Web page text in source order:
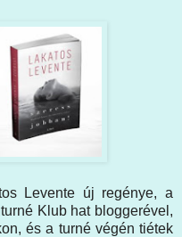
Levente új regénye, a
Klub hat bloggerével,
és a turné végén tiétek